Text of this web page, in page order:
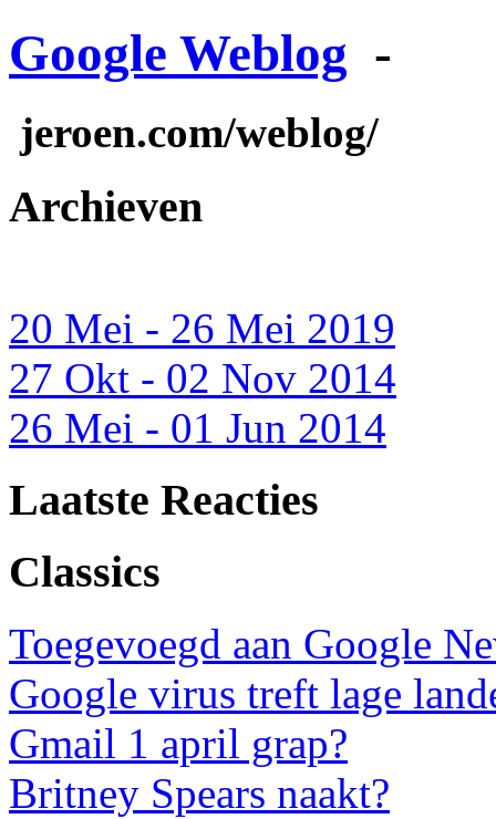
Google Weblog -
jeroen.com/weblog/
Archieven
20 Mei - 26 Mei 2019
27 Okt - 02 Nov 2014
26 Mei - 01 Jun 2014
Laatste Reacties
Classics
Toegevoegd aan Google
Google virus treft lage
Gmail 1 april grap?
Britney Spears naakt?